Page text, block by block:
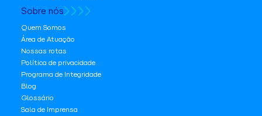
Sobre nós
Quem Somos
Área de Atuação
Nossas rotas
Política de privacidade
Programa de Integridade
Blog
Glossário
Sala de Imprensa